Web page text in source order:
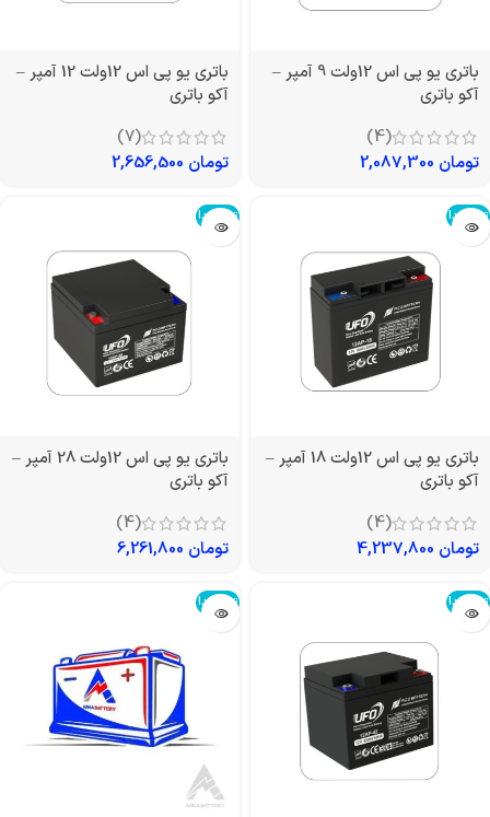
باتری یو پی اس 12ولت 9 آمپر –
آکو باتری
(4)
تومان
باتری یو پی اس 12ولت 12 آمپر –
آکو باتری
(7)
تومان
تمام شد!
باتری یو پی اس 12ولت 18 آمپر –
آکو باتری
(4)
تومان
تمام شد!
باتری یو پی اس 12ولت 28 آمپر –
آکو باتری
(4)
تومان
تمام شد! تمام شد!